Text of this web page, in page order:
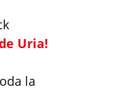
Uria!
la